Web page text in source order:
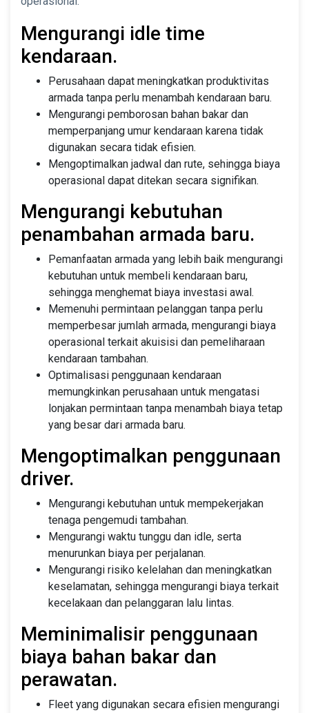
Mengurangi idle time
kendaraan.
Perusahaan dapat meningkatkan produktivitas
armada tanpa perlu menambah kendaraan baru.
Mengurangi pemborosan bahan bakar dan
memperpanjang umur kendaraan karena tidak
digunakan secara tidak efisien.
Mengoptimalkan jadwal dan rute, sehingga biaya
operasional dapat ditekan secara signifikan.
Mengurangi kebutuhan
penambahan armada baru.
Pemanfaatan armada yang lebih baik mengurangi
kebutuhan untuk membeli kendaraan baru,
sehingga menghemat biaya investasi awal.
Memenuhi permintaan pelanggan tanpa perlu
memperbesar jumlah armada, mengurangi biaya
operasional terkait akuisisi dan pemeliharaan
kendaraan tambahan.
Optimalisasi penggunaan kendaraan
memungkinkan perusahaan untuk mengatasi
lonjakan permintaan tanpa menambah biaya tetap
yang besar dari armada baru.
Mengoptimalkan penggunaan
driver.
Mengurangi kebutuhan untuk mempekerjakan
tenaga pengemudi tambahan.
Mengurangi waktu tunggu dan idle, serta
menurunkan biaya per perjalanan.
Mengurangi risiko kelelahan dan meningkatkan
keselamatan, sehingga mengurangi biaya terkait
kecelakaan dan pelanggaran lalu lintas.
Meminimalisir penggunaan
biaya bahan bakar dan
perawatan.
Fleet yang digunakan secara efisien mengurangi